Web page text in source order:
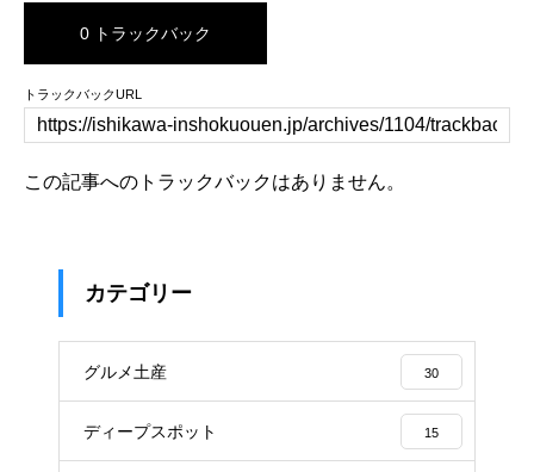
0 トラックバック
トラックバックURL
この記事へのトラックバックはありません。
カテゴリー
グルメ土産 30
ディープスポット 15